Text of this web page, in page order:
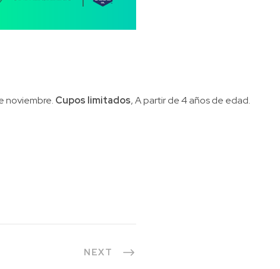
noviembre. Cupos limitados, A partir de 4 años de edad.
NEXT